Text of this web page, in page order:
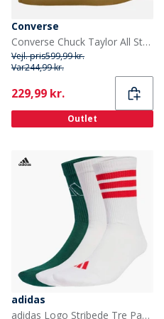
Converse
Converse Chuck Taylor All Star Hi Sko Grounded/Grounded/Gum
Vejl. pris599,99 kr.
Var244,99 kr.
Current
229,99 kr.
Outlet
adidas
adidas Logo Stribede Tre Pak Strømper Hvid/Hvid/Powder Plum